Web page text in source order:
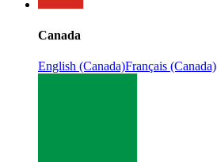
Canada
English (Canada)Français (Canada)